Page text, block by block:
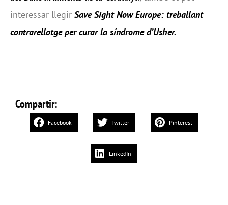
interessar llegir Save Sight Now Europe: treballant
contrarellotge per curar la síndrome d’Usher.
Compartir:
Facebook Twitter Pinterest
LinkedIn